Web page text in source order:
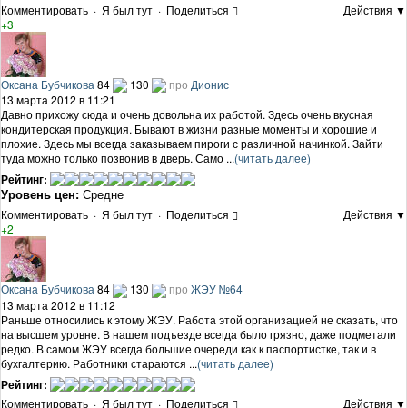
Комментировать · Я был тут · Поделиться
Действия ▼
+3
Оксана Бубчикова 84 130 про Дионис
13 марта 2012 в 11:21
Давно прихожу сюда и очень довольна их работой. Здесь очень вкусная
кондитерская продукция. Бывают в жизни разные моменты и хорошие и
плохие. Здесь мы всегда заказываем пироги с различной начинкой. Зайти
туда можно только позвонив в дверь. Само ...(читать далее)
Рейтинг:
Уровень цен: Средне
Комментировать · Я был тут · Поделиться
Действия ▼
+2
Оксана Бубчикова 84 130 про ЖЭУ №64
13 марта 2012 в 11:12
Раньше относились к этому ЖЭУ. Работа этой организацией не сказать, что
на высшем уровне. В нашем подъезде всегда было грязно, даже подметали
редко. В самом ЖЭУ всегда большие очереди как к паспортистке, так и в
бухгалтерию. Работники стараются ...(читать далее)
Рейтинг:
Комментировать · Я был тут · Поделиться Действия ▼